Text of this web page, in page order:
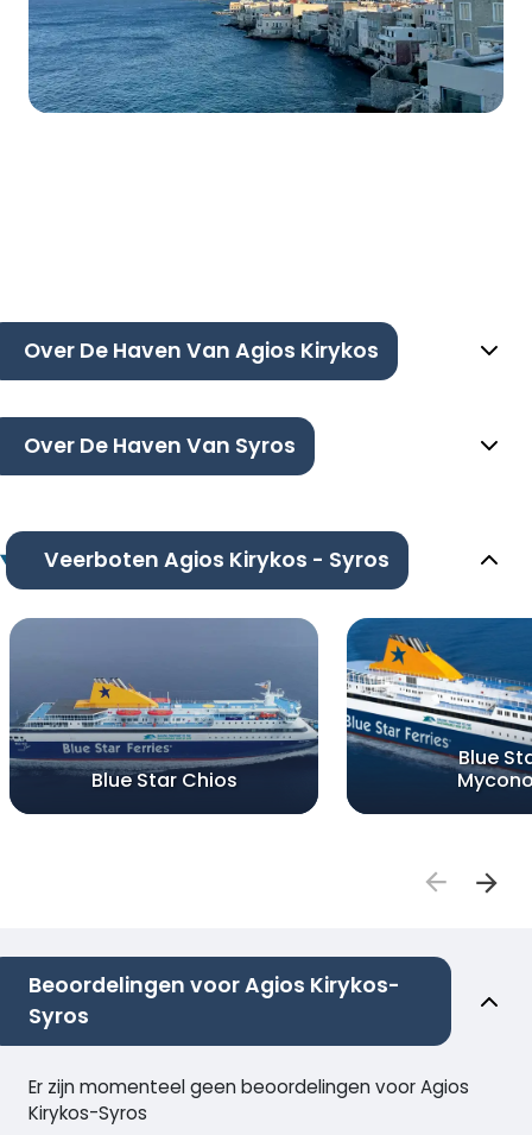
Over De Haven Van Agios Kirykos
Over De Haven Van Syros
Veerboten Agios Kirykos - Syros
Blue Star Chios
Blue
Beoordelingen voor Agios Kirykos-
Syros
Er zijn momenteel geen beoordelingen voor Agios
Kirykos-Syros